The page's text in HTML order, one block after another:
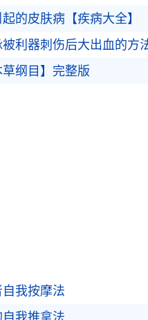
的皮肤病【疾病大全】
利器刺伤后大出血的方
纲目】完整版
我按摩法
我推拿法